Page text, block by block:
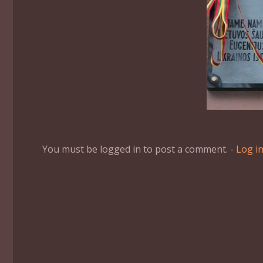
You must be logged in to post a comment. - Log in